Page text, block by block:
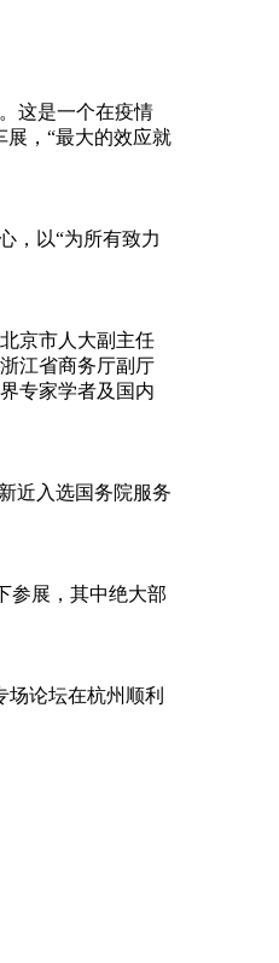
这是一个在疫情
，“最大的效应就
，以“为所有致力
京市人大副主任
江省商务厅副厅
专家学者及国内
近入选国务院服务
参展，其中绝大部
论坛在杭州顺利